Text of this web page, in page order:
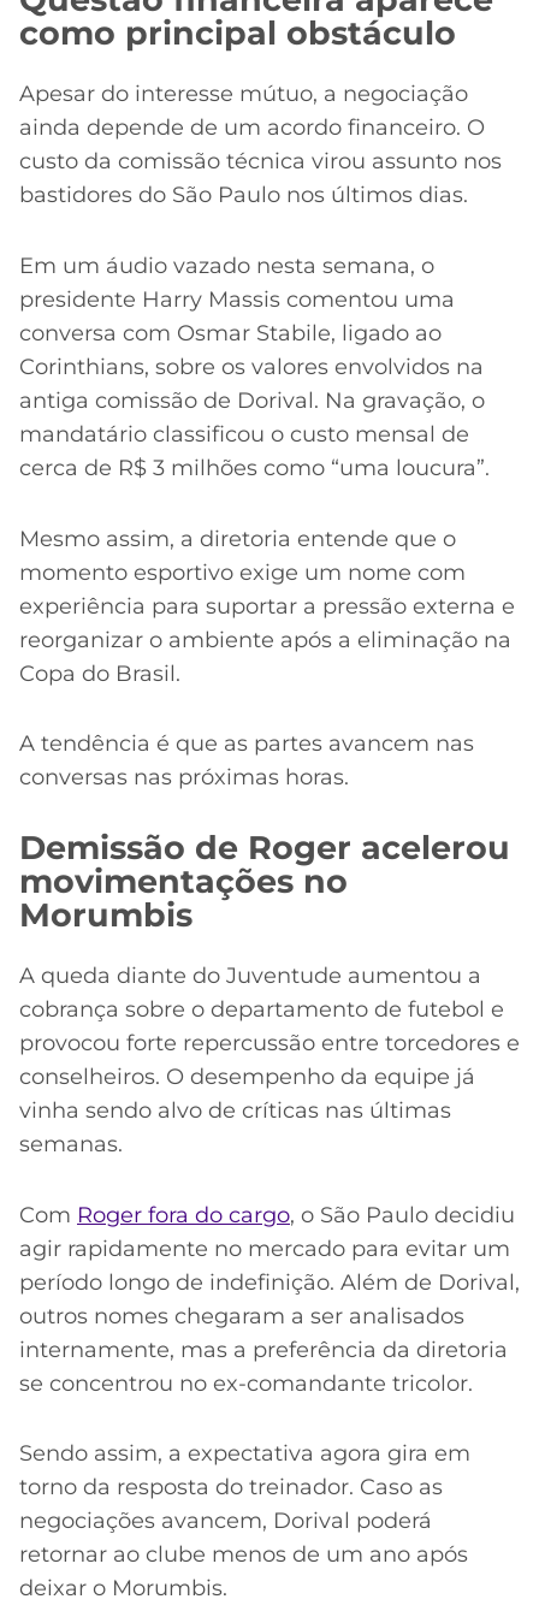
como principal obstáculo
Apesar do interesse mútuo, a negociação
ainda depende de um acordo financeiro. O
custo da comissão técnica virou assunto nos
bastidores do São Paulo nos últimos dias.
Em um áudio vazado nesta semana, o
presidente Harry Massis comentou uma
conversa com Osmar Stabile, ligado ao
Corinthians, sobre os valores envolvidos na
antiga comissão de Dorival. Na gravação, o
mandatário classificou o custo mensal de
cerca de R$ 3 milhões como “uma loucura”.
Mesmo assim, a diretoria entende que o
momento esportivo exige um nome com
experiência para suportar a pressão externa e
reorganizar o ambiente após a eliminação na
Copa do Brasil.
A tendência é que as partes avancem nas
conversas nas próximas horas.
Demissão de Roger acelerou
movimentações no
Morumbis
A queda diante do Juventude aumentou a
cobrança sobre o departamento de futebol e
provocou forte repercussão entre torcedores e
conselheiros. O desempenho da equipe já
vinha sendo alvo de críticas nas últimas
semanas.
Com Roger fora do cargo, o São Paulo decidiu
agir rapidamente no mercado para evitar um
período longo de indefinição. Além de Dorival,
outros nomes chegaram a ser analisados
internamente, mas a preferência da diretoria
se concentrou no ex-comandante tricolor.
Sendo assim, a expectativa agora gira em
torno da resposta do treinador. Caso as
negociações avancem, Dorival poderá
retornar ao clube menos de um ano após
deixar o Morumbis.